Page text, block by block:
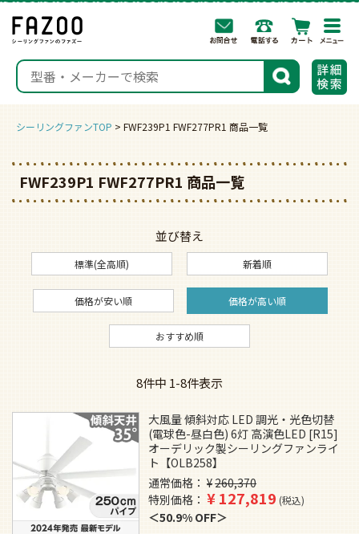
検索
シーリングファンTOP FWF239P1 FWF277PR1 商品一覧
FWF239P1 FWF277PR1 商品一覧
並び替え
標準(全高順) 新着順
価格が安い順 価格が高い順
おすすめ順
8件中 1-8件表示
大風量 傾斜対応 LED 調光・光色切替
(電球色-昼白色) 6灯 高演色LED [R15]
オーデリック製シーリングファンライ
ト【OLB258】
通常価格
¥260,370
特別価格
¥127,819 税込
50.9% OFF